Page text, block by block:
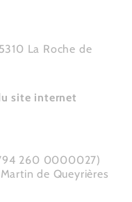
La Roche de
site internet
260 0000027)
de Queyrières